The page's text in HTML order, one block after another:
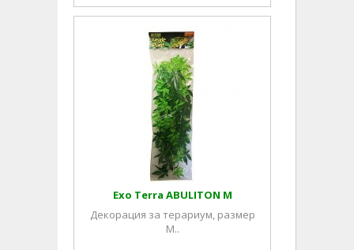
Exo Terra ABULITON M
Декорация за терариум, размер
M..